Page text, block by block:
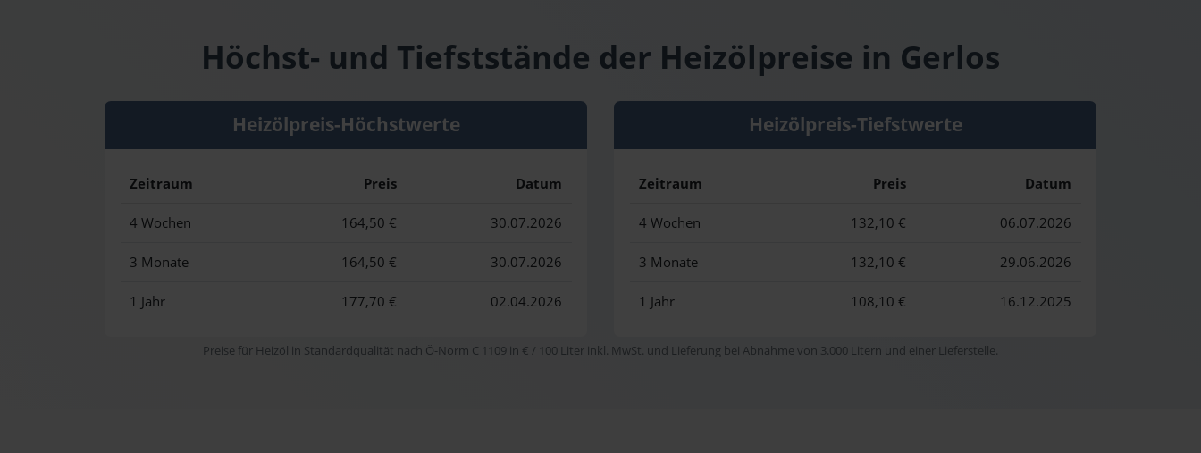
Höchst- und Tiefststände der Heizölpreise in Gerlos
Heizölpreis-Höchstwerte
Zeitraum Preis Datum
4 Wochen 164,50 € 30.07.2026
3 Monate 164,50 € 30.07.2026
1 Jahr 177,70 € 02.04.2026
Heizölpreis-Tiefstwerte
Zeitraum Preis Datum
4 Wochen 132,10 € 06.07.2026
3 Monate 132,10 € 29.06.2026
1 Jahr 108,10 € 16.12.2025
Preise für Heizöl in Standardqualität nach Ö-Norm C 1109 in € / 100 Liter inkl. MwSt. und Lieferung bei Abnahme von 3.000 Litern und einer Lieferstelle.